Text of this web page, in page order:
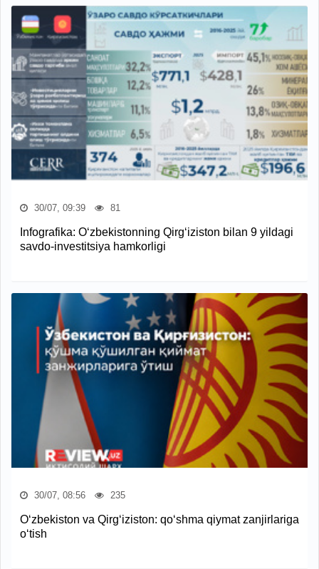
30/07, 09:39 81
Infografika: O‘zbekistonning Qirg‘iziston bilan 9 yildagi
savdo-investitsiya hamkorligi
30/07, 08:56 235
O‘zbekiston va Qirg‘iziston: qo‘shma qiymat zanjirlariga
o‘tish